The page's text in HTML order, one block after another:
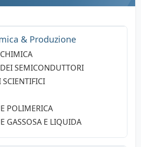
& Produzione
SEMICONDUTTORI
POLIMERICA
GASSOSA E LIQUIDA